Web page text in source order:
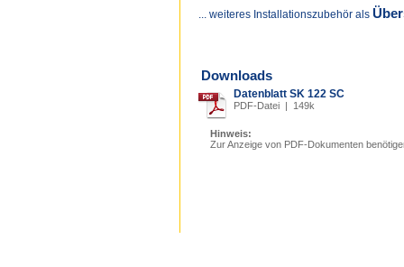
... weiteres Installationszubehör als
Downloads
Datenblatt SK 122 SC
PDF-Datei | 149k
Hinweis:
Zur Anzeige von PDF-Dokumenten